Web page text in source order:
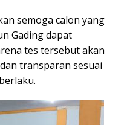
semoga calon yang
Gading dapat
tes tersebut akan
transparan sesuai